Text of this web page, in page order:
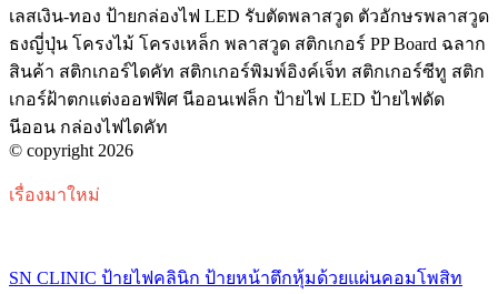
เลสเงิน-ทอง ป้ายกล่องไฟ LED รับตัดพลาสวูด ตัวอักษรพลาสวูด
ธงญี่ปุ่น โครงไม้ โครงเหล็ก พลาสวูด สติกเกอร์ PP Board ฉลาก
สินค้า สติกเกอร์ไดคัท สติกเกอร์พิมพ์อิงค์เจ็ท สติกเกอร์ซีทู สติก
เกอร์ฝ้าตกแต่งออฟฟิศ นีออนเฟล็ก ป้ายไฟ LED ป้ายไฟดัด
นีออน กล่องไฟไดคัท
© copyright 2026
เรื่องมาใหม่
SN CLINIC ป้ายไฟคลินิก ป้ายหน้าตึกหุ้มด้วยแผ่นคอมโพสิท